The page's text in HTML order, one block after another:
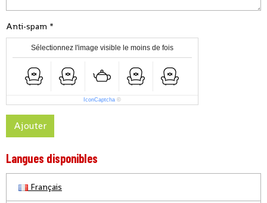
Anti-spam
Sélectionnez l'image visible le moins de fois
IconCaptcha ©
Ajouter
Langues disponibles
Français